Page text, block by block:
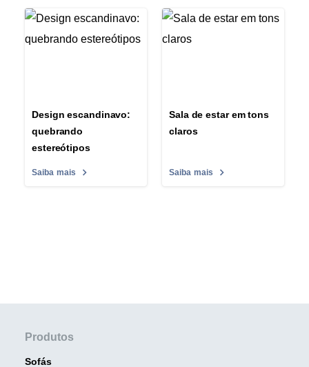
Design escandinavo:
quebrando
estereótipos
Saiba mais
Sala de estar em tons
claros
Saiba mais
Produtos
Sofás